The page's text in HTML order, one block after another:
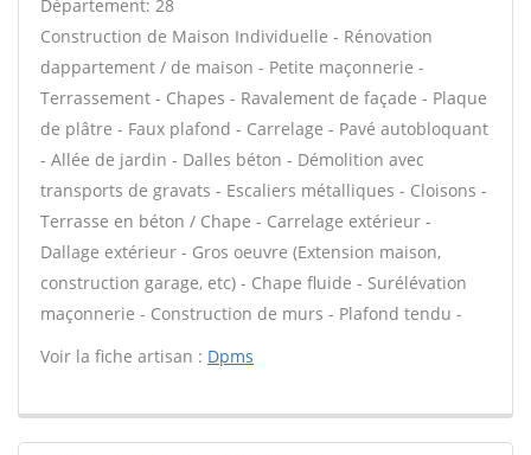
Département: 28
Construction de Maison Individuelle - Rénovation
dappartement / de maison - Petite maçonnerie -
Terrassement - Chapes - Ravalement de façade - Plaque
de plâtre - Faux plafond - Carrelage - Pavé autobloquant
- Allée de jardin - Dalles béton - Démolition avec
transports de gravats - Escaliers métalliques - Cloisons -
Terrasse en béton / Chape - Carrelage extérieur -
Dallage extérieur - Gros oeuvre (Extension maison,
construction garage, etc) - Chape fluide - Surélévation
maçonnerie - Construction de murs - Plafond tendu -
Voir la fiche artisan : Dpms